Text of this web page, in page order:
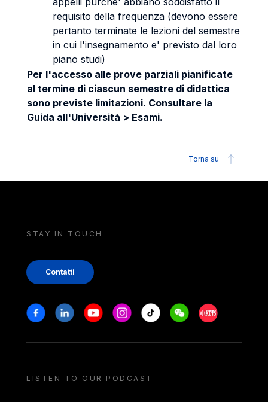
requisito della frequenza (devono essere
pertanto terminate le lezioni del semestre
in cui l'insegnamento e' previsto dal loro
piano studi)
Per l'accesso alle prove parziali pianificate
al termine di ciascun semestre di didattica
sono previste limitazioni. Consultare la
Guida all'Università > Esami.
Torna su
STAY IN TOUCH
Contatti
Stay in touch
FacebookLinkedinYoutubeInstagram
Tiktok WeechatXiaohongshu/
LISTEN TO OUR PODCAST